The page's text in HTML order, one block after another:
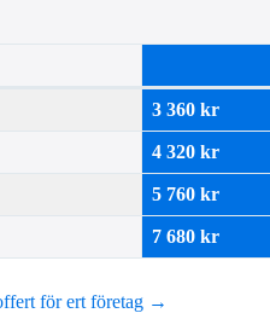
3 360 kr
4 320 kr
5 760 kr
7 680 kr
för ert företag →